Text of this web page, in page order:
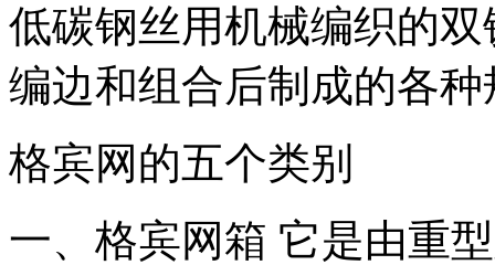
低碳钢丝用机械编织的
编边和组合后制成的各
格宾网的五个类别
一、格宾网箱 它是由重